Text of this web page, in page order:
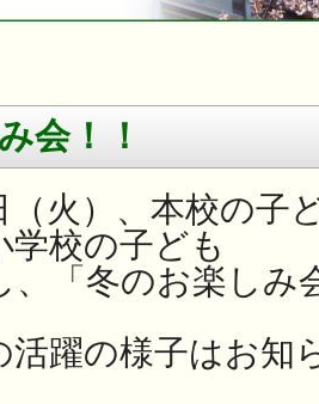
会！！
火）、本校の子
学校の子ども
、「冬のお楽しみ
躍の様子はお知